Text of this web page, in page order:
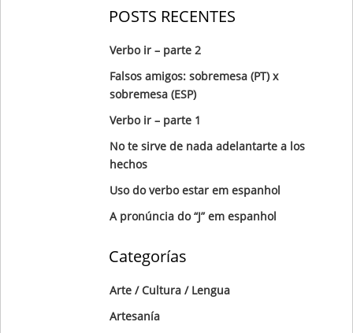
POSTS RECENTES
Verbo ir – parte 2
Falsos amigos: sobremesa (PT) x
sobremesa (ESP)
Verbo ir – parte 1
No te sirve de nada adelantarte a los
hechos
Uso do verbo estar em espanhol
A pronúncia do “J” em espanhol
Categorías
Arte / Cultura / Lengua
Artesanía